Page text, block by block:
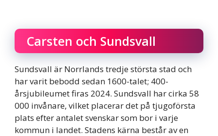
Carsten och Sundsvall
Sundsvall är Norrlands tredje största stad och
har varit bebodd sedan 1600-talet; 400-
årsjubileumet firas 2024. Sundsvall har cirka 58
000 invånare, vilket placerar det på tjugoförsta
plats efter antalet svenskar som bor i varje
kommun i landet. Stadens kärna består av en